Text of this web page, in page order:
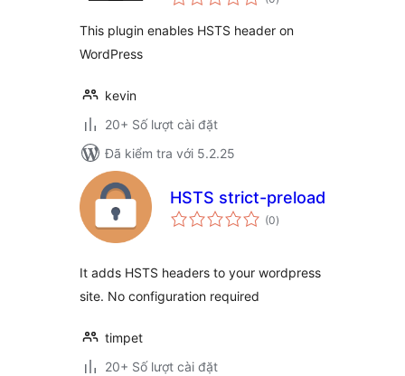
đánh
This plugin enables HSTS header on
WordPress
kevin
20+ Số lượt cài đặt
Đã kiểm tra với 5.2.25
HSTS strict-preload
(0tổng
đánh
)
It adds HSTS headers to your wordpress
site. No configuration required
timpet
20+ Số lượt cài đặt